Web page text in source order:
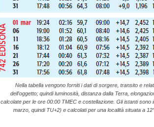
Nella tabella vengono forniti i dati di sorgere, transito e
dell'oggetto; quindi luminosità, distanza dalla Terra,
calcolate per le ore 00:00 TMEC e costellazione. Gli istanti sono
marzo, quindi TU+2) e calcolati per una località situata a